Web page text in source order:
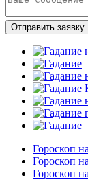
Отправить заявку
Гороскоп
Гороскоп
Гороскоп